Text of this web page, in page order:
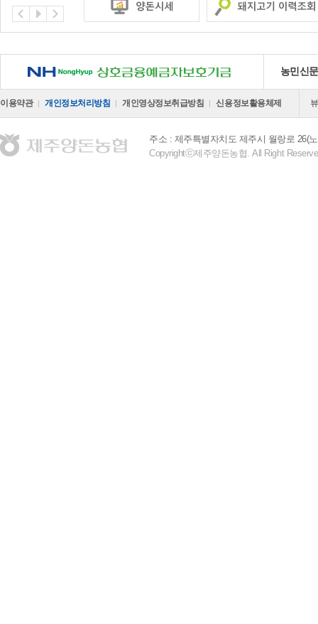
NH 상호금융예금자보호기금 농민신
이용약관 개인정보처리방침 개인영상정보취급방침 신용정보활용체제
주소 : 제주특별자치도 제주시 월랑로 26(
Copyrightⓒ제주양돈농협. All Right